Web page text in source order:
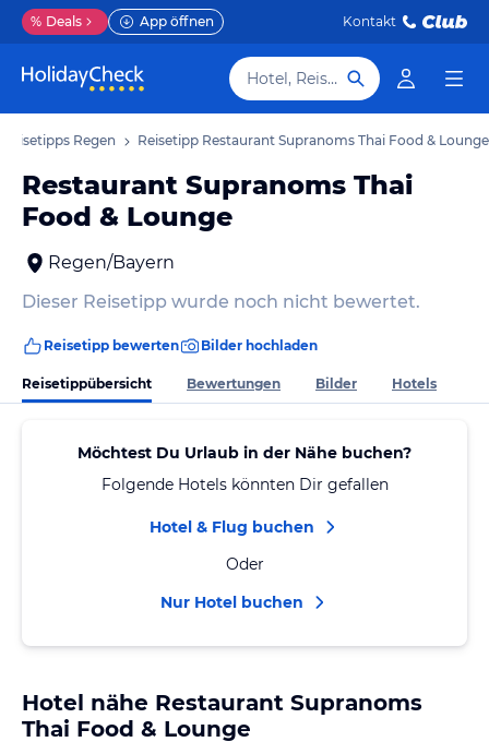
% Deals App öffnen Kontakt
Hotel, Reiseziel
Reisetipps Regen Reisetipp Restaurant Supranoms Thai Food & Lounge
Restaurant Supranoms Thai
Food & Lounge
Regen/Bayern
Dieser Reisetipp wurde noch nicht bewertet.
Reisetipp bewerten Bilder hochladen
Reisetippübersicht Bewertungen Bilder Hotels
Möchtest Du Urlaub in der Nähe buchen?
Folgende Hotels könnten Dir gefallen
Hotel & Flug buchen
Oder
Nur Hotel buchen
Hotel nähe Restaurant Supranoms
Thai Food & Lounge